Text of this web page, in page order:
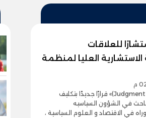
للعلاقات
الاستشارية العليا لمنظمة
أصدرت منظمة «جاد جمينت يوإن (Judgment UN)» قرارًا جديدًا بتكليف
في الشؤون السياسيه
في الاقتصاد و العلوم السياسية ،